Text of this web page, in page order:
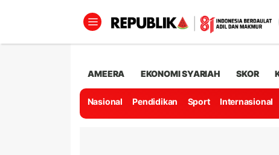
AMEERA EKONOMI SYARIAH SKOR
Nasional Pendidikan Sport Internasional